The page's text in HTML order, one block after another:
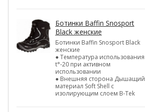
Ботинки Baffin Snosport
Black женские
Ботинки Baffin Snosport Black
женские
● Температура использования
t°-20 при активном
использовании
● Внешняя сторона Дышащий
материал Soft Shell с
изолирующим слоем B-Tek